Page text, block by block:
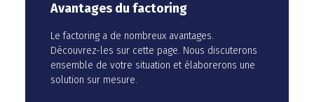
Avantages du factoring
Le factoring a de nombreux avantages.
Découvrez-les sur cette page. Nous discuterons
ensemble de votre situation et élaborerons une
solution sur mesure.